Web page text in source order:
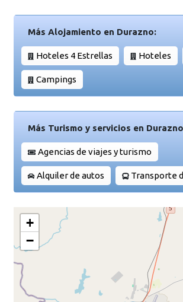
Más Alojamiento en Durazno:
Hoteles 4 Estrellas Hoteles
Campings
Más Turismo y servicios en
Agencias de viajes y turismo
Alquiler de autos Transporte
+
−